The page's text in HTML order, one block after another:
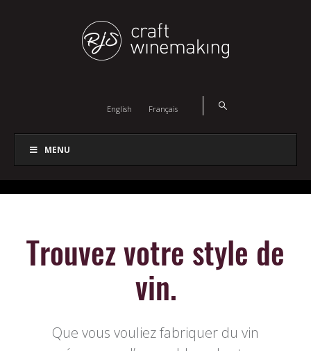
English Français
MENU
Trouvez votre style de
vin.
Que vous vouliez fabriquer du vin